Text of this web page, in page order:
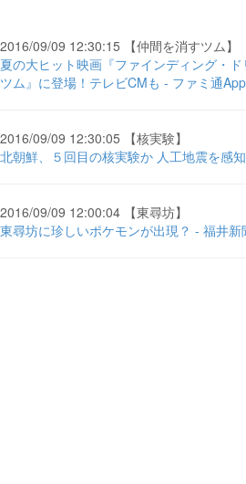
2016/09/09 12:30:15 【仲間を消すツム】
夏の大ヒット映画『ファインディング・
ツム』に登場！テレビCMも - ファミ通App
2016/09/09 12:30:05 【核実験】
北朝鮮、５回目の核実験か 人工地震を感
2016/09/09 12:00:04 【東尋坊】
東尋坊に珍しいポケモンが出現？ - 福井新